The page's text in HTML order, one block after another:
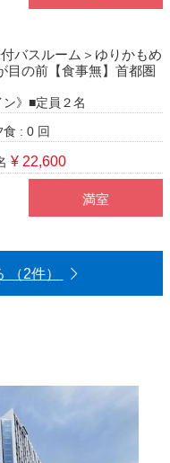
バスルーム＞ゆりかもめ
目の前【食事無】首都圏
》■定員２名
食 : 0 回
¥ 22,600
満室
2件）